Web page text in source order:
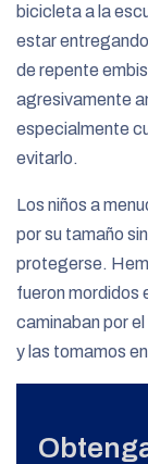
bicicleta a la
estar
de repente
agresivamente
especialmente
evitarlo.
Los niños a
por su tamaño
protegerse.
fueron mordidos
caminaban por
y las tomamos